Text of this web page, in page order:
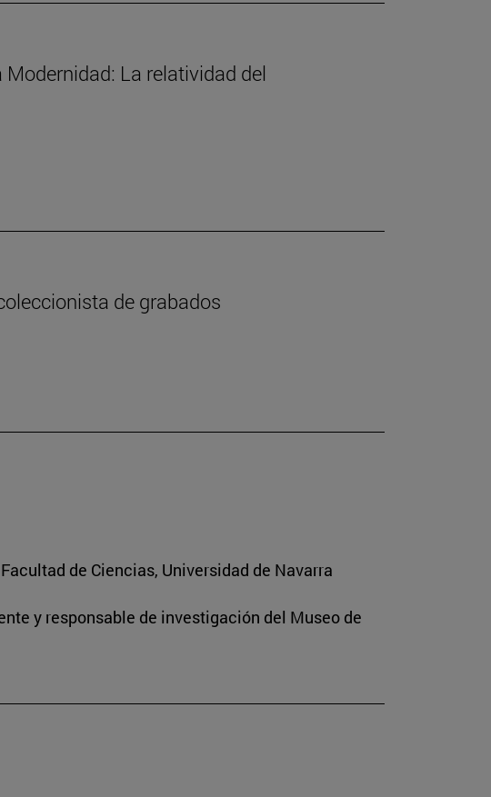
La relatividad del
de grabados
de Ciencias, Universidad de Navarra
y responsable de investigación del Museo de